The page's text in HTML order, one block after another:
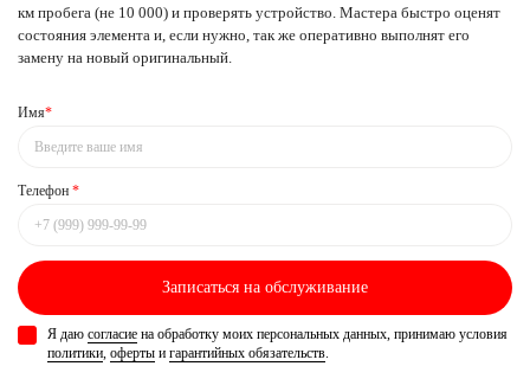
км пробега (не 10 000) и проверять устройство. Мастера быстро оценят
состояния элемента и, если нужно, так же оперативно выполнят его
замену на новый оригинальный.
Имя*
Телефон *
Записаться на обслуживание
Я даю согласие на обработку моих персональных данных, принимаю условия
политики, оферты и гарантийных обязательств.